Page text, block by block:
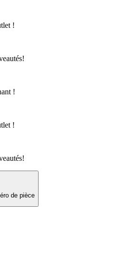
!
!
!
de pièce